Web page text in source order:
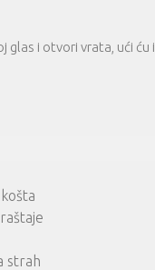
glas i otvori vrata, ući ću
strah